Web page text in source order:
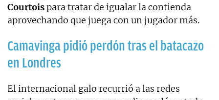
Courtoispara tratar de igualar la contienda
aprovechando que juega con un jugador más.
Camavinga pidió perdón tras el batacazo
en Londres
El internacional galo recurrió a las redes